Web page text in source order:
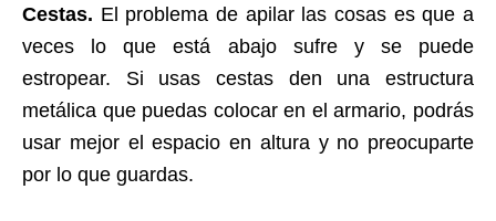
Cestas. El problema de apilar las cosas es que a
veces lo que está abajo sufre y se puede
estropear. Si usas cestas den una estructura
metálica que puedas colocar en el armario, podrás
usar mejor el espacio en altura y no preocuparte
por lo que guardas.